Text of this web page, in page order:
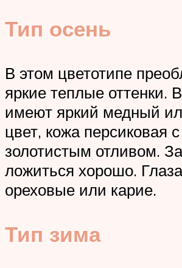
Тип осень
В этом цветотипе
яркие теплые оттенки.
имеют яркий медный
цвет, кожа персиковая с
золотистым отливом.
ложиться хорошо.
ореховые или карие.
Тип зима